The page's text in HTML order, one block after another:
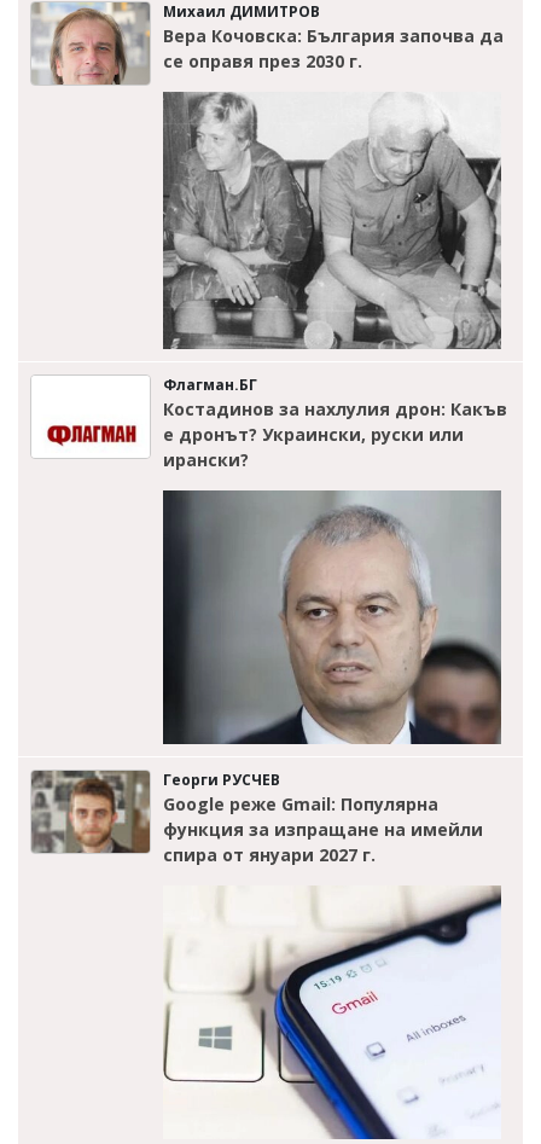
Михаил ДИМИТРОВ
Вера Кочовска: България започва да
се оправя през 2030 г.
Флагман.БГ
Костадинов за нахлулия дрон: Какъв
е дронът? Украински, руски или
ирански?
Георги РУСЧЕВ
Google реже Gmail: Популярна
функция за изпращане на имейли
спира от януари 2027 г.